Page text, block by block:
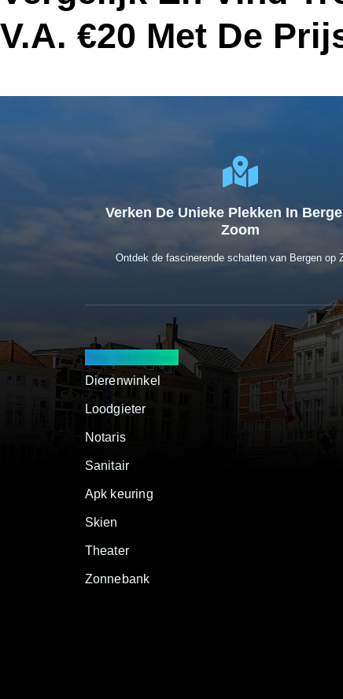
V.a. €20 Met De
Verken De Unieke Plekken In
Zoom
Ontdek de fascinerende schatten van Bergen op
Top Bedrijven
Dierenwinkel
Loodgieter
Notaris
Sanitair
Apk keuring
Skien
Theater
Zonnebank